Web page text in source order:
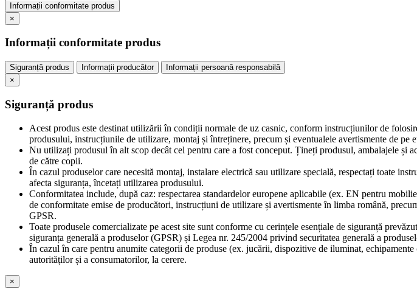
Informații conformitate produs
×
Informații conformitate produs
Siguranță produs Informații producător
Informații persoană responsabilă
×
Siguranță produs
Acest produs este destinat utilizării în condiții normale de uz casnic, conform instrucțiunilor de
produsului, instrucțiunile de utilizare, montaj și întreținere, precum și eventualele avertismente de pe
Nu utilizați produsul în alt scop decât cel pentru care a fost conceput. Țineți produsul, ambalajele și
de către copii.
În cazul produselor care necesită montaj, instalare electrică sau utilizare specială, respectați toate
afecta siguranța, încetați utilizarea produsului.
Conformitatea include, după caz: respectarea standardelor europene aplicabile (ex. EN pentru
de conformitate emise de producători, instrucțiuni de utilizare și avertismente în limba română,
GPSR.
Toate produsele comercializate pe acest site sunt conforme cu cerințele esențiale de siguranță
siguranța generală a produselor (GPSR) și Legea nr. 245/2004 privind securitatea generală a
În cazul în care pentru anumite categorii de produse (ex. jucării, dispozitive de iluminat,
autorităților și a consumatorilor, la cerere.
×